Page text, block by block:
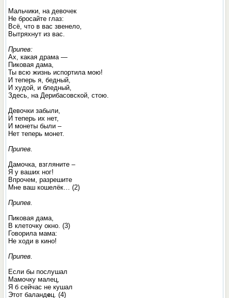
Мальчики, на девочек
Не бросайте глаз:
Всё, что в вас звенело,
Вытряхнут из вас.
Припев:
Ах, какая драма —
Пиковая дама,
Ты всю жизнь испортила мою!
И теперь я, бедный,
И худой, и бледный,
Здесь, на Дерибасовской, стою.
Девочки забыли,
И теперь их нет,
И монеты были –
Нет теперь монет.
Припев.
Дамочка, взгляните –
Я у ваших ног!
Впрочем, разрешите
Мне ваш кошелёк… (2)
Припев.
Пиковая дама,
В клеточку окно. (3)
Говорила мама:
Не ходи в кино!
Припев.
Если бы послушал
Мамочку малец,
Я б сейчас не кушал
Этот баландец. (4)